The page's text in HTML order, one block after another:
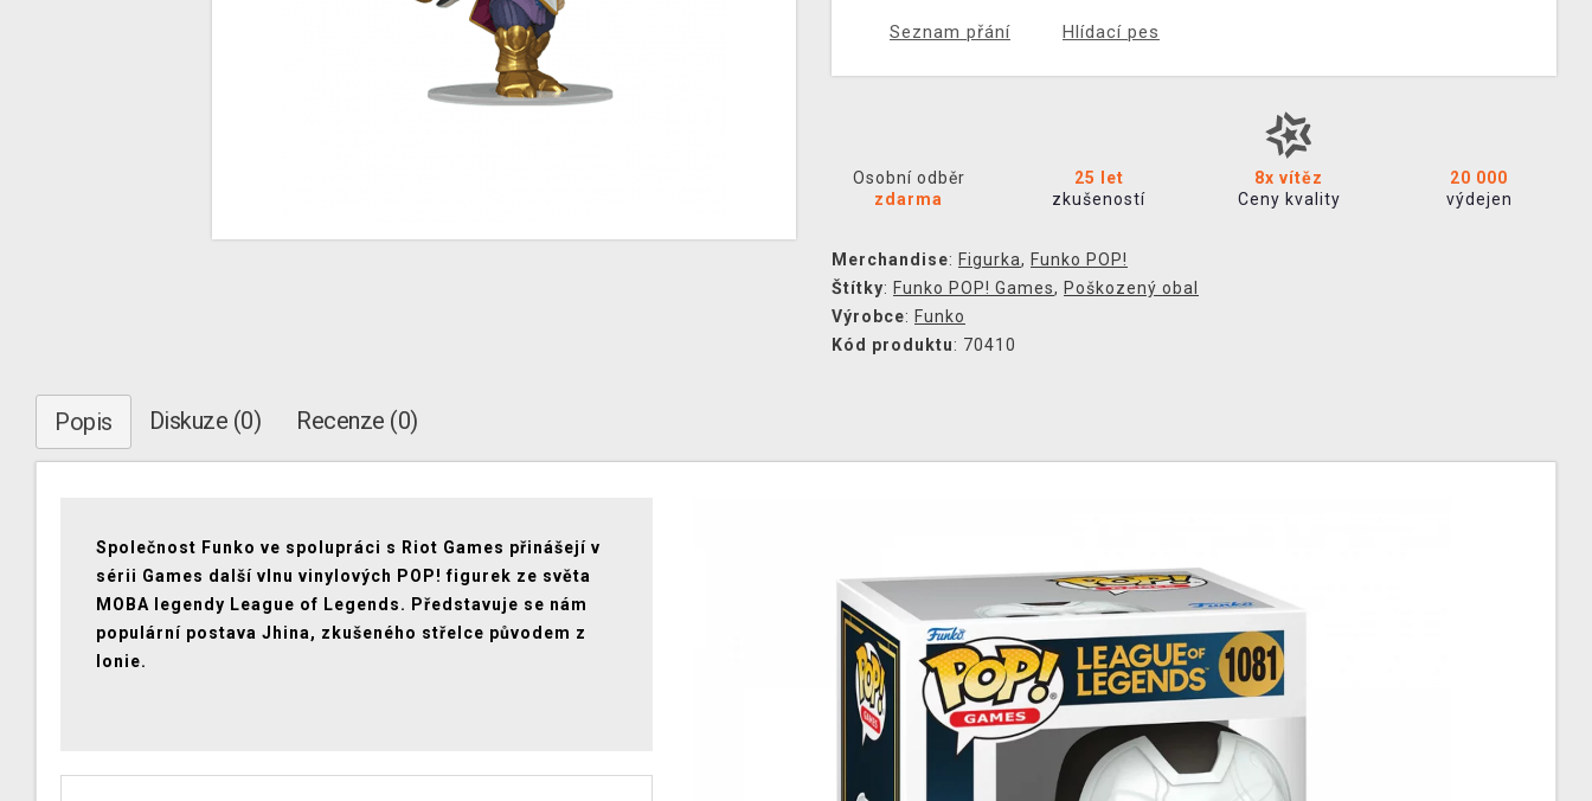
Seznam přání Hlídací pes
Osobní odběr
zdarma
25 let
zkušeností
8x vítěz
Ceny kvality
20 000
výdejen
Merchandise: Figurka, Funko POP!
Štítky: Funko POP! Games, Poškozený obal
Výrobce: Funko
Kód produktu: 70410
Popis Diskuze (0) Recenze (0)
Společnost Funko ve spolupráci s Riot Games přinášejí v
sérii Games další vlnu vinylových POP! figurek ze světa
MOBA legendy League of Legends. Představuje se nám
populární postava Jhina, zkušeného střelce původem z
Ionie.